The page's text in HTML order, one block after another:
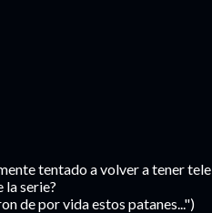
tentado a volver a tener tele,
la serie?
de por vida estos patanes...")